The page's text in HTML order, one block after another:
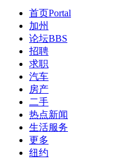
首页Portal
加州
论坛BBS
招聘
求职
汽车
房产
二手
热点新闻
生活服务
更多
纽约